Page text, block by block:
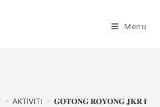
Menu
> AKTIVITI > 𝐆𝐎𝐓𝐎𝐍𝐆 𝐑𝐎𝐘𝐎𝐍𝐆 𝐉𝐊𝐑